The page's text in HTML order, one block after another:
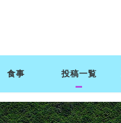
食事 投稿一覧